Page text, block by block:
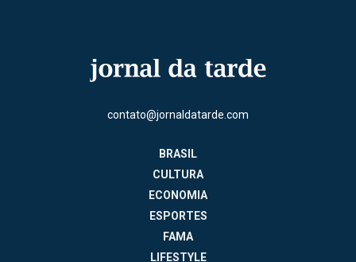
contato@jornaldatarde.com
BRASIL
CULTURA
ECONOMIA
ESPORTES
FAMA
LIFESTYLE